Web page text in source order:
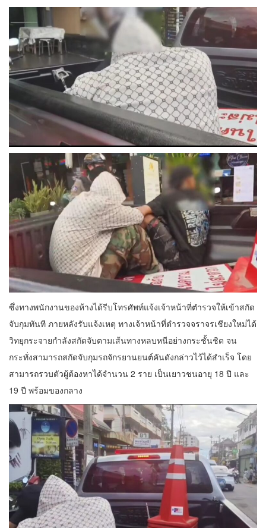
ซึ่งทางพนักงานของห้างได้รีบโทรศัพท์แจ้งเจ้าหน้าที่ตำรวจให้เข้าสกัด
จับกุมทันที ภายหลังรับแจ้งเหตุ ทางเจ้าหน้าที่ตำรวจจราจรเชียงใหม่ได้
วิทยุกระจายกำลังสกัดจับตามเส้นทางหลบหนีอย่างกระชั้นชิด จน
กระทั่งสามารถสกัดจับกุมรถจักรยานยนต์คันดังกล่าวไว้ได้สำเร็จ โดย
สามารถรวบตัวผู้ต้องหาได้จำนวน 2 ราย เป็นเยาวชนอายุ 18 ปี และ
19 ปี พร้อมของกลาง